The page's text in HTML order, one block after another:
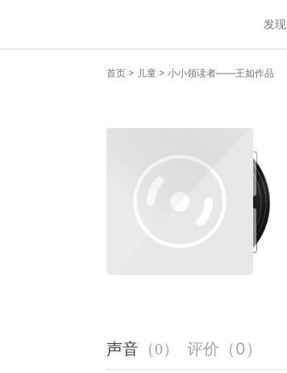
发现
首页 > 儿童 > 小小领读者——王如作品
声音 （0） 评价 （0 ）